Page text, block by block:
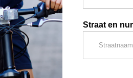
Straat en